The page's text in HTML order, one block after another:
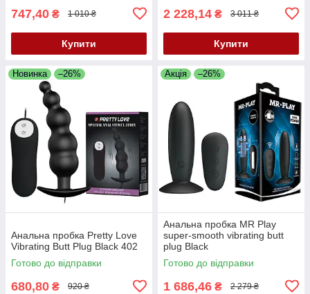
747,40 ₴ 1 010 ₴
Купити
2 228,14 ₴ 3 011 ₴
Купити
Новинка –26%
Анальна пробка Pretty Love
Vibrating Butt Plug Black 402
Готово до відправки
680,80 ₴ 920 ₴
Акція –26%
Анальна пробка MR Play
super-smooth vibrating butt
plug Black
Готово до відправки
1 686,46 ₴ 2 279 ₴